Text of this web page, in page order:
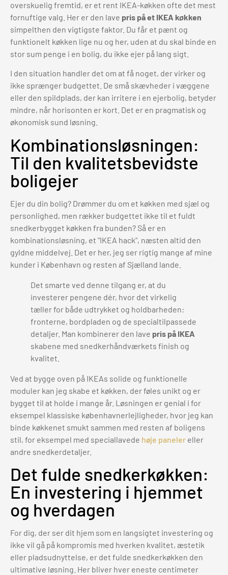
overskuelig fremtid, er et rent IKEA-køkken ofte det mest
fornuftige valg. Her er den lave pris på et IKEA køkken
simpelthen den vigtigste faktor. Du får et pænt og
funktionelt køkken lige nu og her, uden at du skal binde en
stor sum penge i en bolig, du ikke ejer på lang sigt.
I den situation handler det om at få noget, der virker og
ikke sprænger budgettet. De små skævheder i væggene
eller den spildplads, der kan irritere i en ejerbolig, betyder
mindre, når horisonten er kort. Det er en pragmatisk og
økonomisk sund løsning.
Kombinationsløsningen:
Til den kvalitetsbevidste
boligejer
Ejer du din bolig? Drømmer du om et køkken med sjæl og
personlighed, men rækker budgettet ikke til et fuldt
snedkerbygget køkken fra bunden? Så er en
kombinationsløsning, et "IKEA hack", næsten altid den
gyldne middelvej. Det er her, jeg ser rigtig mange af mine
kunder i København og resten af Sjælland lande.
Det smarte ved denne tilgang er, at du
investerer pengene dér, hvor det virkelig
tæller for både udtrykket og holdbarheden:
fronterne, bordpladen og de specialtilpassede
detaljer. Man kombinerer den lave pris på IKEA
skabene med snedkerhåndværkets finish og
kvalitet.
Ved at bygge oven på IKEAs solide og funktionelle
moduler kan jeg skabe et køkken, der føles unikt og er
bygget til at holde i mange år. Løsningen er genial i for
eksempel klassiske københavnerlejligheder, hvor jeg kan
binde køkkenet smukt sammen med resten af boligens
stil, for eksempel med speciallavede høje paneler eller
andre snedkerdetaljer.
Det fulde snedkerkøkken:
En investering i hjemmet
og hverdagen
For dig, der ser dit hjem som en langsigtet investering og
ikke vil gå på kompromis med hverken kvalitet, æstetik
eller pladsudnyttelse, er det fulde snedkerkøkken den
ultimative løsning. Her bliver hver eneste centimeter